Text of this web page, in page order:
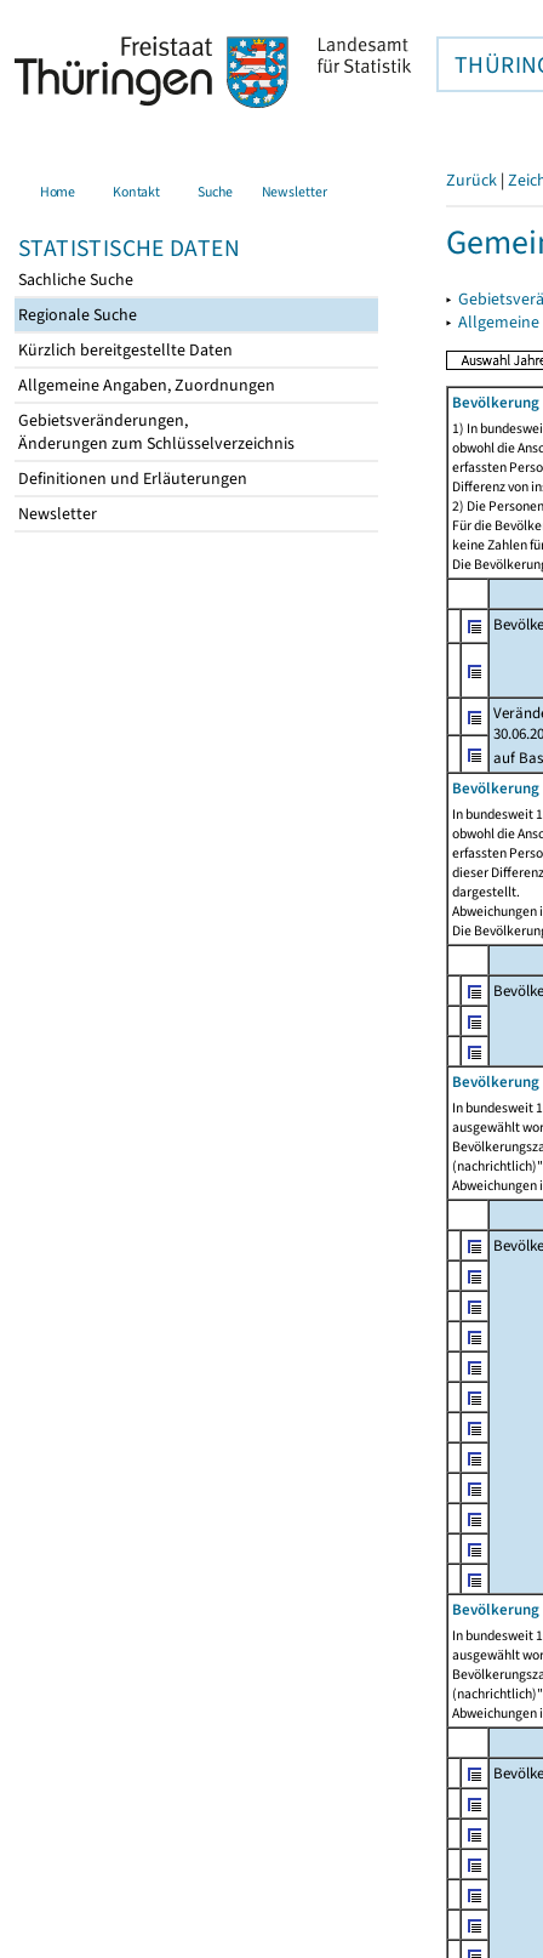
Home Kontakt Suche Newsletter
STATISTISCHE DATEN
Sachliche Suche
Regionale Suche
Kürzlich bereitgestellte Daten
Allgemeine Angaben, Zuordnungen
Gebietsveränderungen,
Änderungen zum Schlüsselverzeichnis
Definitionen und Erläuterungen
Newsletter
Zurück |
▸
▸
1) In
obwohl die
erfassten
Differenz von
2) Die
Für die
keine Zahlen
Die
auf
Bevölkerung
In bundesweit
obwohl die
erfassten
dieser
dargestellt.
Abweichungen
Die
In bundesweit
ausgewählt
Abweichungen
In bundesweit
ausgewählt
Abweichungen